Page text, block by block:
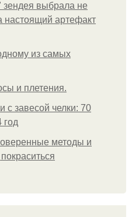
выбрала не
настоящий артефакт
из самых
и плетения.
с завесой челки: 70
год
методы и